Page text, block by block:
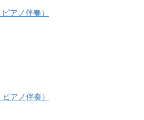
アノ伴奏）
アノ伴奏）